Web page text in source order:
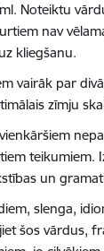
Noteiktu
nav
kliegšanu.
vairāk par
zīmju
teikumiem.
un
slenga,
šos vārdus,